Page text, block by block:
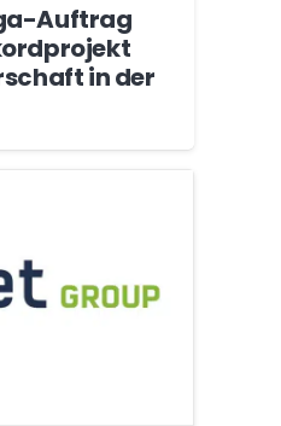
Auftrag
in der